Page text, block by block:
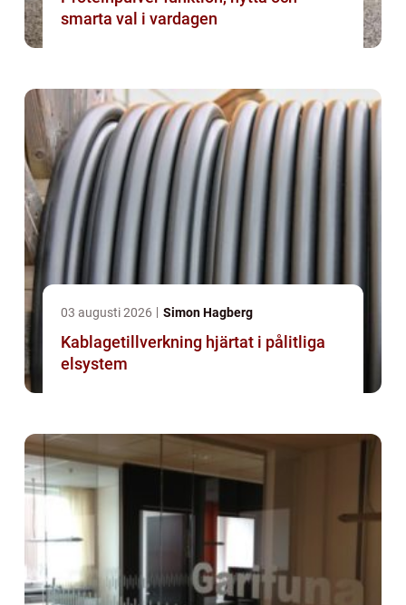
smarta val i vardagen
03 augusti 2026 Simon Hagberg
Kablagetillverkning hjärtat i pålitliga
elsystem